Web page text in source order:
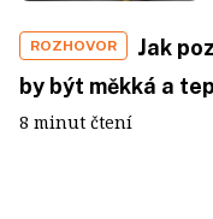
ROZHOVOR
Jak
by být měkká a
8 minut čtení